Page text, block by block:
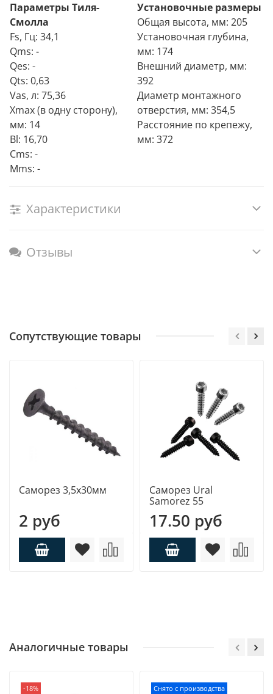
Параметры Тиля-
Смолла
Fs, Гц: 34,1
Qms: -
Qes: -
Qts: 0,63
Vas, л: 75,36
Xmax (в одну сторону),
мм: 14
Bl: 16,70
Cms: -
Mms: -
Установочные размеры
Общая высота, мм: 205
Установочная глубина,
мм: 174
Внешний диаметр, мм:
392
Диаметр монтажного
отверстия, мм: 354,5
Расстояние по крепежу,
мм: 372
Характеристики
Отзывы
Сопутствующие товары
Саморез 3,5х30мм
2 руб
Саморез Ural
Samorez 55
17.50 руб
Аналогичные товары
-18%
Снято с производства